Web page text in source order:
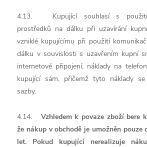
4.13. Kupující souhlasí s
prostředků na dálku při uzavírání
vzniklé kupujícímu při použití
dálku v souvislosti s uzavřením kupní
internetové připojení, náklady na
kupující sám, přičemž tyto náklady
sazby.
4.14. Vzhledem k povaze zboží bere
že nákup v obchodě je umožněn pouze
let. Pokud kupující nerealizuje